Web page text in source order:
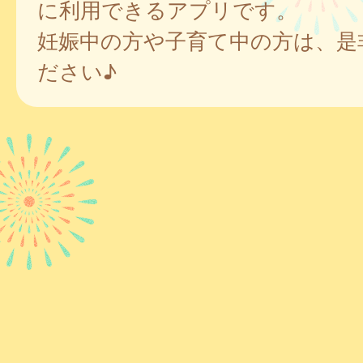
に利用できるアプリです。
妊娠中の方や子育て中の方は、
ださい♪